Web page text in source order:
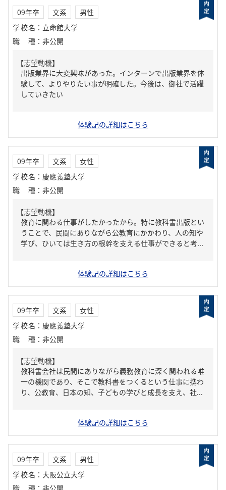
09年卒 文系
男性
学校名 ： 立命館大学
職種 ： 非公開
【志望動機】
出版業界に大変興味があった。インターンで出版業界を体
験して、よりやりたい事が明確した。今後は、御社で活躍
していきたい
体験記の詳細はこちら
09年卒 文系
女性
学校名 ： 慶應義塾大学
職種 ： 非公開
【志望動機】
教育に関わる仕事がしたかったから。特に教科書出版とい
うことで、民間にありながら公教育にかかわり、人の知や
学び、ひいては生き方の根幹を支える仕事ができると考...
体験記の詳細はこちら
09年卒 文系
女性
学校名 ： 慶應義塾大学
職種 ： 非公開
【志望動機】
教科書会社は民間にありながら義務教育に深く関われる唯
一の機関であり、そこで教科書をつくるという仕事に携わ
り、公教育、日本の知、子どもの学びと成長を支え、社...
体験記の詳細はこちら
09年卒 文系
男性
学校名 ： 大阪公立大学
職種 ： 非公開